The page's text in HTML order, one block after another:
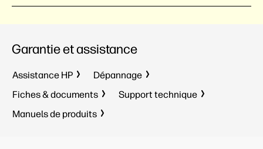
Garantie et assistance
Assistance HP
Dépannage
Fiches & documents
Support technique
Manuels de produits